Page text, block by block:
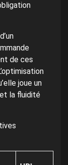
de ces
joue un
la fluidité